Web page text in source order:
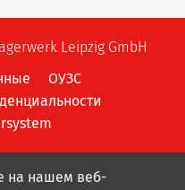
Leipzig GmbH
ОУЗС
на нашем веб-